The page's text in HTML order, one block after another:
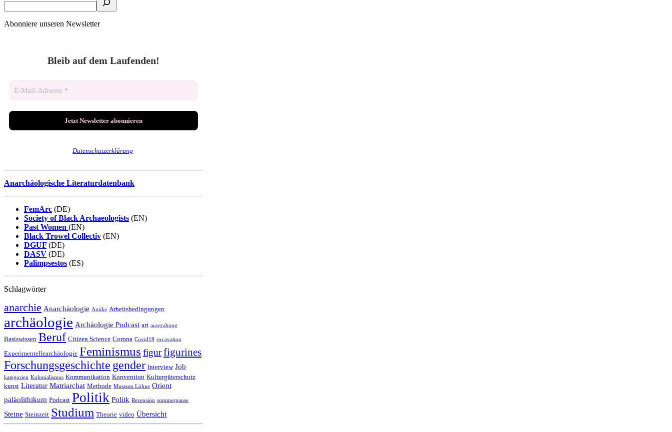
Abonniere unseren Newsletter
Bleib auf dem Laufenden!
Datenschutzerklärung
Anarchäologische Literaturdatenbank
FemArc (DE)
Society of Black Archaeologists (EN)
Past Women (EN)
Black Trowel Collectiv (EN)
DGUF (DE)
DASV (DE)
Palimpsestos (ES)
Schlagwörter
anarchie Anarchäologie Antike Arbeitsbedingungen
archäologie Archäologie Podcast art ausgrabung
Basiswissen Beruf Citizen Science Corona Covid19 excavation
Experimentellearchäologie Feminismus figurfigurines
Forschungsgeschichte gender Interview Job
kategorien Kolonialismus Kommunikation Konvention Kulturgüterschutz
kunst Literatur Matriarchat Methode Museum Löhne Orient
paläolithikum Podcast Politik Politk Rezension sommerpause
Steine Steinzeit Studium Theorie video Übersicht